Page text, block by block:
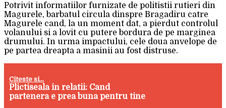
Potrivit informatiilor furnizate de politistii rutieri din
Magurele, barbatul circula dinspre Bragadiru catre
Magurele cand, la un moment dat, a pierdut controlul
volanului si a lovit cu putere bordura de pe marginea
drumului. In urma impactului, cele doua anvelope de
pe partea dreapta a masinii au fost distruse.
Citeste si...
Plictiseala in relatii: Cand
partenera e prea buna pentru tine